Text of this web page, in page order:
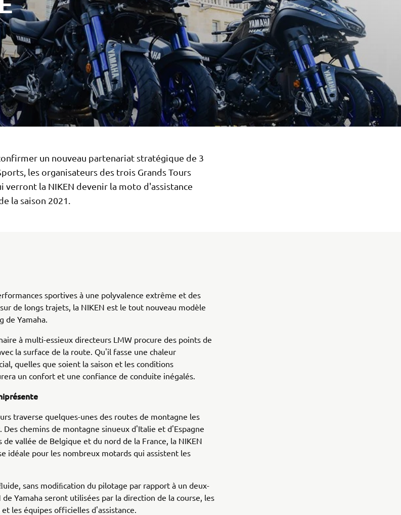
un nouveau partenariat stratégique de 3
les organisateurs des trois Grands Tours
verront la NIKEN devenir la moto d'assistance
la saison 2021.
sportives à une polyvalence extrême et des
de longs trajets, la NIKEN est le tout nouveau modèle
de Yamaha.
à multi-essieux directeurs LMW procure des points de
la surface de la route. Qu'il fasse une chaleur
quelles que soient la saison et les conditions
un confort et une confiance de conduite inégalés.
traverse quelques-unes des routes de montagne les
Des chemins de montagne sinueux d'Italie et d'Espagne
vallée de Belgique et du nord de la France, la NIKEN
idéale pour les nombreux motards qui assistent les
sans modiﬁcation du pilotage par rapport à un deux-
de Yamaha seront utilisées par la direction de la course, les
les équipes officielles d'assistance.